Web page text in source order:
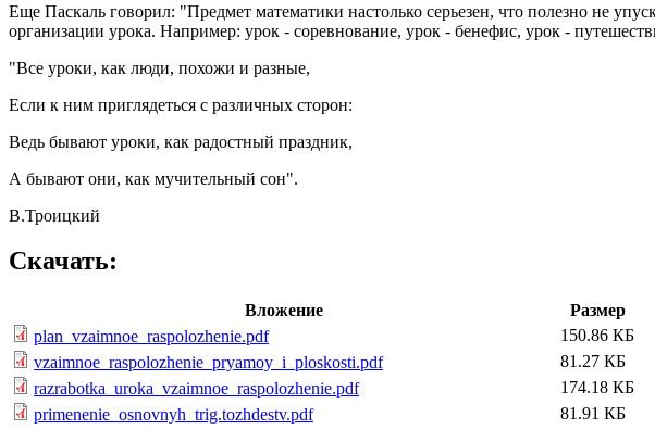
Еще Паскаль говорил: "Предмет математики настолько серьезен, что полезно не
организации урока. Например: урок - соревнование, урок - бенефис, урок -
"Все уроки, как люди, похожи и разные,
Если к ним приглядеться с различных сторон:
Ведь бывают уроки, как радостный праздник,
А бывают они, как мучительный сон".
В.Троицкий
Скачать:
Вложение
Размер
plan_vzaimnoe_raspolozhenie.pdf
150.86 КБ
vzaimnoe_raspolozhenie_pryamoy_i_ploskosti.pdf
81.27 КБ
razrabotka_uroka_vzaimnoe_raspolozhenie.pdf
174.18 КБ
primenenie_osnovnyh_trig.tozhdestv.pdf
81.91 КБ